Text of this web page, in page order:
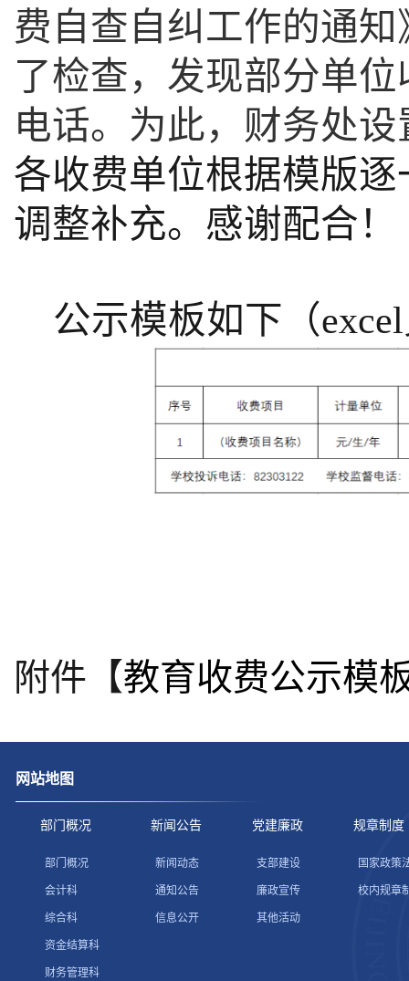
费自查自纠工作的通
了检查，发现部分单
电话。为此，财务处
各收费单位根据模版
调整补充。感谢配合！
公示模板如下（
附件【教育收费公示模
网站地图
部门概况
部门概况
会计科
综合科
资金结算科
财务管理科
新闻公告
新闻动态
通知公告
信息公开
党建廉政
支部建设
廉政宣传
其他活动
规章制度
国家政策
校内规章